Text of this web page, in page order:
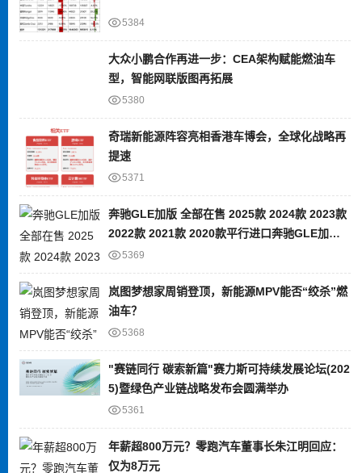
5384
大众小鹏合作再进一步：CEA架构赋能燃油车
型，智能网联版图再拓展
5380
奇瑞新能源阵容亮相香港车博会，全球化战略再
提速
5371
奔驰GLE加版 全部在售 2025款 2024款 2023款
2022款 2021款 2020款平行进口奔驰GLE加版
限时优惠 目前80万元起售
5369
岚图梦想家周销登顶，新能源MPV能否“绞杀”燃
油车？
5368
"赛链同行 碳索新篇"赛力斯可持续发展论坛(202
5)暨绿色产业链战略发布会圆满举办
5361
年薪超800万元？零跑汽车董事长朱江明回应：
仅为8万元